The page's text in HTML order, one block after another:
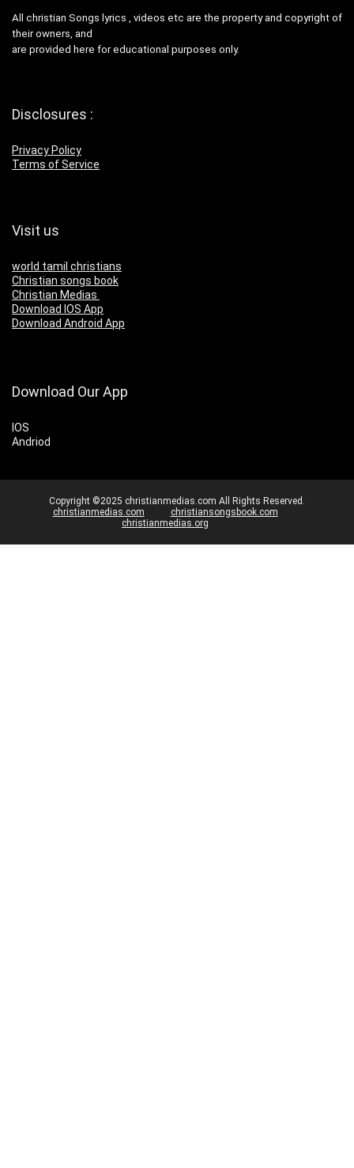
All christian Songs lyrics , videos etc are the property and copyright of
their owners, and
are provided here for educational purposes only.
Disclosures :
Privacy Policy
Terms of Service
Visit us
world tamil christians
Christian songs book
Christian Medias
Download IOS App
Download Android App
Download Our App
IOS
Andriod
Copyright ©2025 christianmedias.com All Rights Reserved.
christianmedias.com
christiansongsbook.com
christianmedias.org